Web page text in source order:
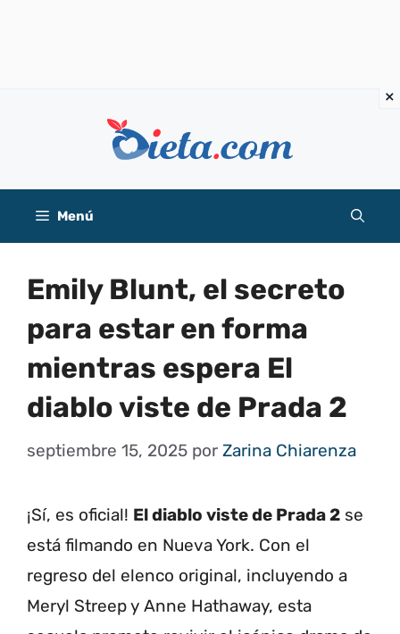
Menú
Emily Blunt, el secreto
para estar en forma
mientras espera El
diablo viste de Prada 2
septiembre 15, 2025 por Zarina Chiarenza
¡Sí, es oficial! El diablo viste de Prada 2 se
está filmando en Nueva York. Con el
regreso del elenco original, incluyendo a
Meryl Streep y Anne Hathaway, esta